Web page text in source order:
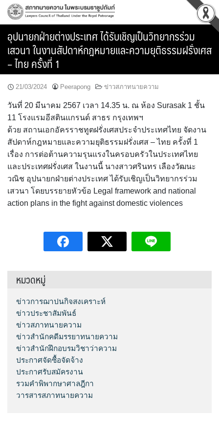
Skip
อุปนายกฝ่ายต่างประเทศ ได้รับเชิญเป็นวิทยากรร่วม
เสวนา ในงานสัปดาห์กฎหมายและความยุติธรรมฝรั่งเศส
– ไทย ครั้งที่ 1
21/03/2024 Peerapong ข่าวสภาทนายความ
วันที่ 20 มีนาคม 2567 เวลา 14.35 น. ณ ห้อง Surasak 1 ชั้น
11 โรงแรมอีสตินแกรนด์ สาธร กรุงเทพฯ
ด้วย สถานเอกอัครราชทูตฝรั่งเศสประจำประเทศไทย จัดงาน
สัปดาห์กฎหมายและความยุติธรรมฝรั่งเศส – ไทย ครั้งที่ 1
เรื่อง การต่อต้านความรุนแรงในครอบครัวในประเทศไทย
และประเทศฝรั่งเศส ในงานนี้ นางสาวศรินทร เลืองวัฒนะ
วณิช อุปนายกฝ่ายต่างประเทศ ได้รับเชิญเป็นวิทยากรร่วม
เสวนา โดยบรรยายหัวข้อ Legal framework and national
action plans in the fight against domestic violences
หมวดหมู่
ข่าวการฌาปนกิจสงเคราะห์
ข่าวประชาสัมพันธ์
ข่าวสภาทนายความ
ข่าวสำนักคดีมรรยาทนายความ
ข่าวสำนักฝึกอบรมวิชาว่าความ
ประกาศจัดซื้อจัดจ้าง
ประกาศรับสมัครงาน
รวมคำพิพากษาศาลฎีกา
วารสารสภาทนายความ